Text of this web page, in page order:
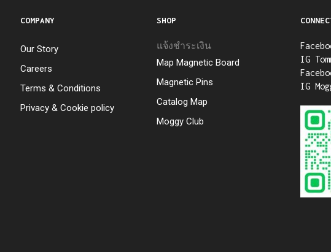
COMPANY
Our Story
Careers
Terms & Conditions
Privacy & Cookie policy
SHOP
แจ้งชำระเงิน
Map Magnetic Board
Magnetic Pins
Catalog Map
Moggy Club
IG
IG